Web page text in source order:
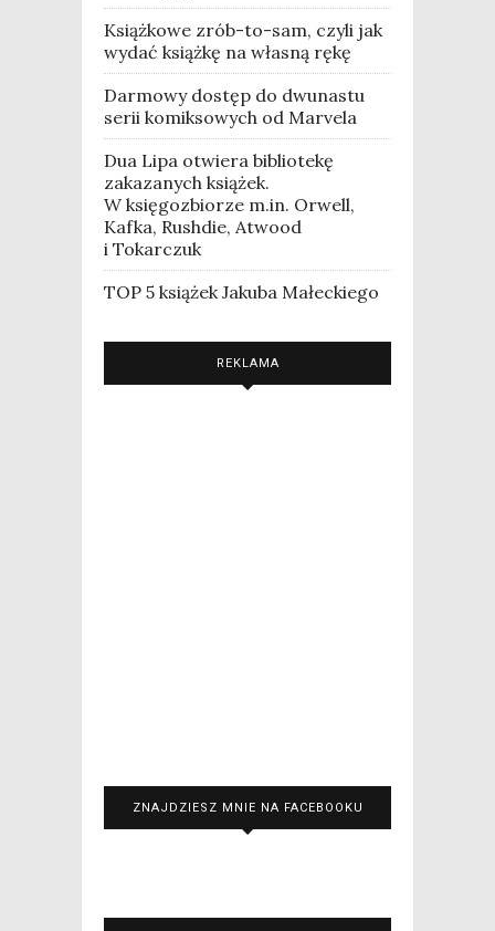
Książkowe zrób-to-sam, czyli jak
wydać książkę na własną rękę
Darmowy dostęp do dwunastu
serii komiksowych od Marvela
Dua Lipa otwiera bibliotekę
zakazanych książek.
W księgozbiorze m.in. Orwell,
Kafka, Rushdie, Atwood
i Tokarczuk
TOP 5 książek Jakuba Małeckiego
REKLAMA
ZNAJDZIESZ MNIE NA FACEBOOKU